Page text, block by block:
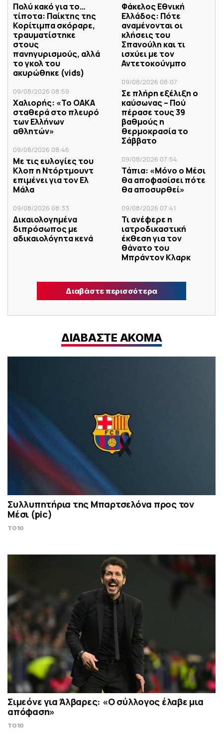
Πολύ κακό για το…
τίποτα: Παίκτης της
Κορίτιμπα σκόραρε,
τραυματίστηκε
στους
πανηγυρισμούς, αλλά
το γκολ του
ακυρώθηκε (vids)
09/08/2026 08:59
Χαλιορής: «Το ΟΑΚΑ
σταθερά στο πλευρό
των Ελλήνων
αθλητών»
09/08/2026 08:46
Με τις ευλογίες του
Κλοπ η Ντόρτμουντ
επιμένει για τον Ελ
Μάλα
09/08/2026 08:33
Δικαιολογημένα
διπρόσωπος με
αδικαιολόγητα κενά
Φάκελος Εθνική
Ελλάδος: Πότε
αναμένονται οι
κλήσεις του
Σπανούλη και τι
ισχύει με τον
Αντετοκούνμπο
09/08/2026 08:07
Σε πλήρη εξέλιξη ο
καύσωνας – Πού
πέρασε τους 39
βαθμούς η
θερμοκρασία το
Σάββατο
09/08/2026 07:54
Τάπια: «Μόνο ο Μέσι
θα αποφασίσει πότε
θα αποσυρθεί»
09/08/2026 07:41
Τι ανέφερε η
ιατροδικαστική
έκθεση για τον
θάνατο του
Μπράντον Κλαρκ
Διαβάστε περισσότερα
ΔΙΑΒΑΣΤΕ ΑΚΟΜΑ
Συλλυπητήρια της Μπαρτσελόνα προς τον
Μέσι (pic)
TO10
Σιμεόνε για Άλβαρες: «Ο σύλλογος έλαβε μια
απόφαση»
TO10